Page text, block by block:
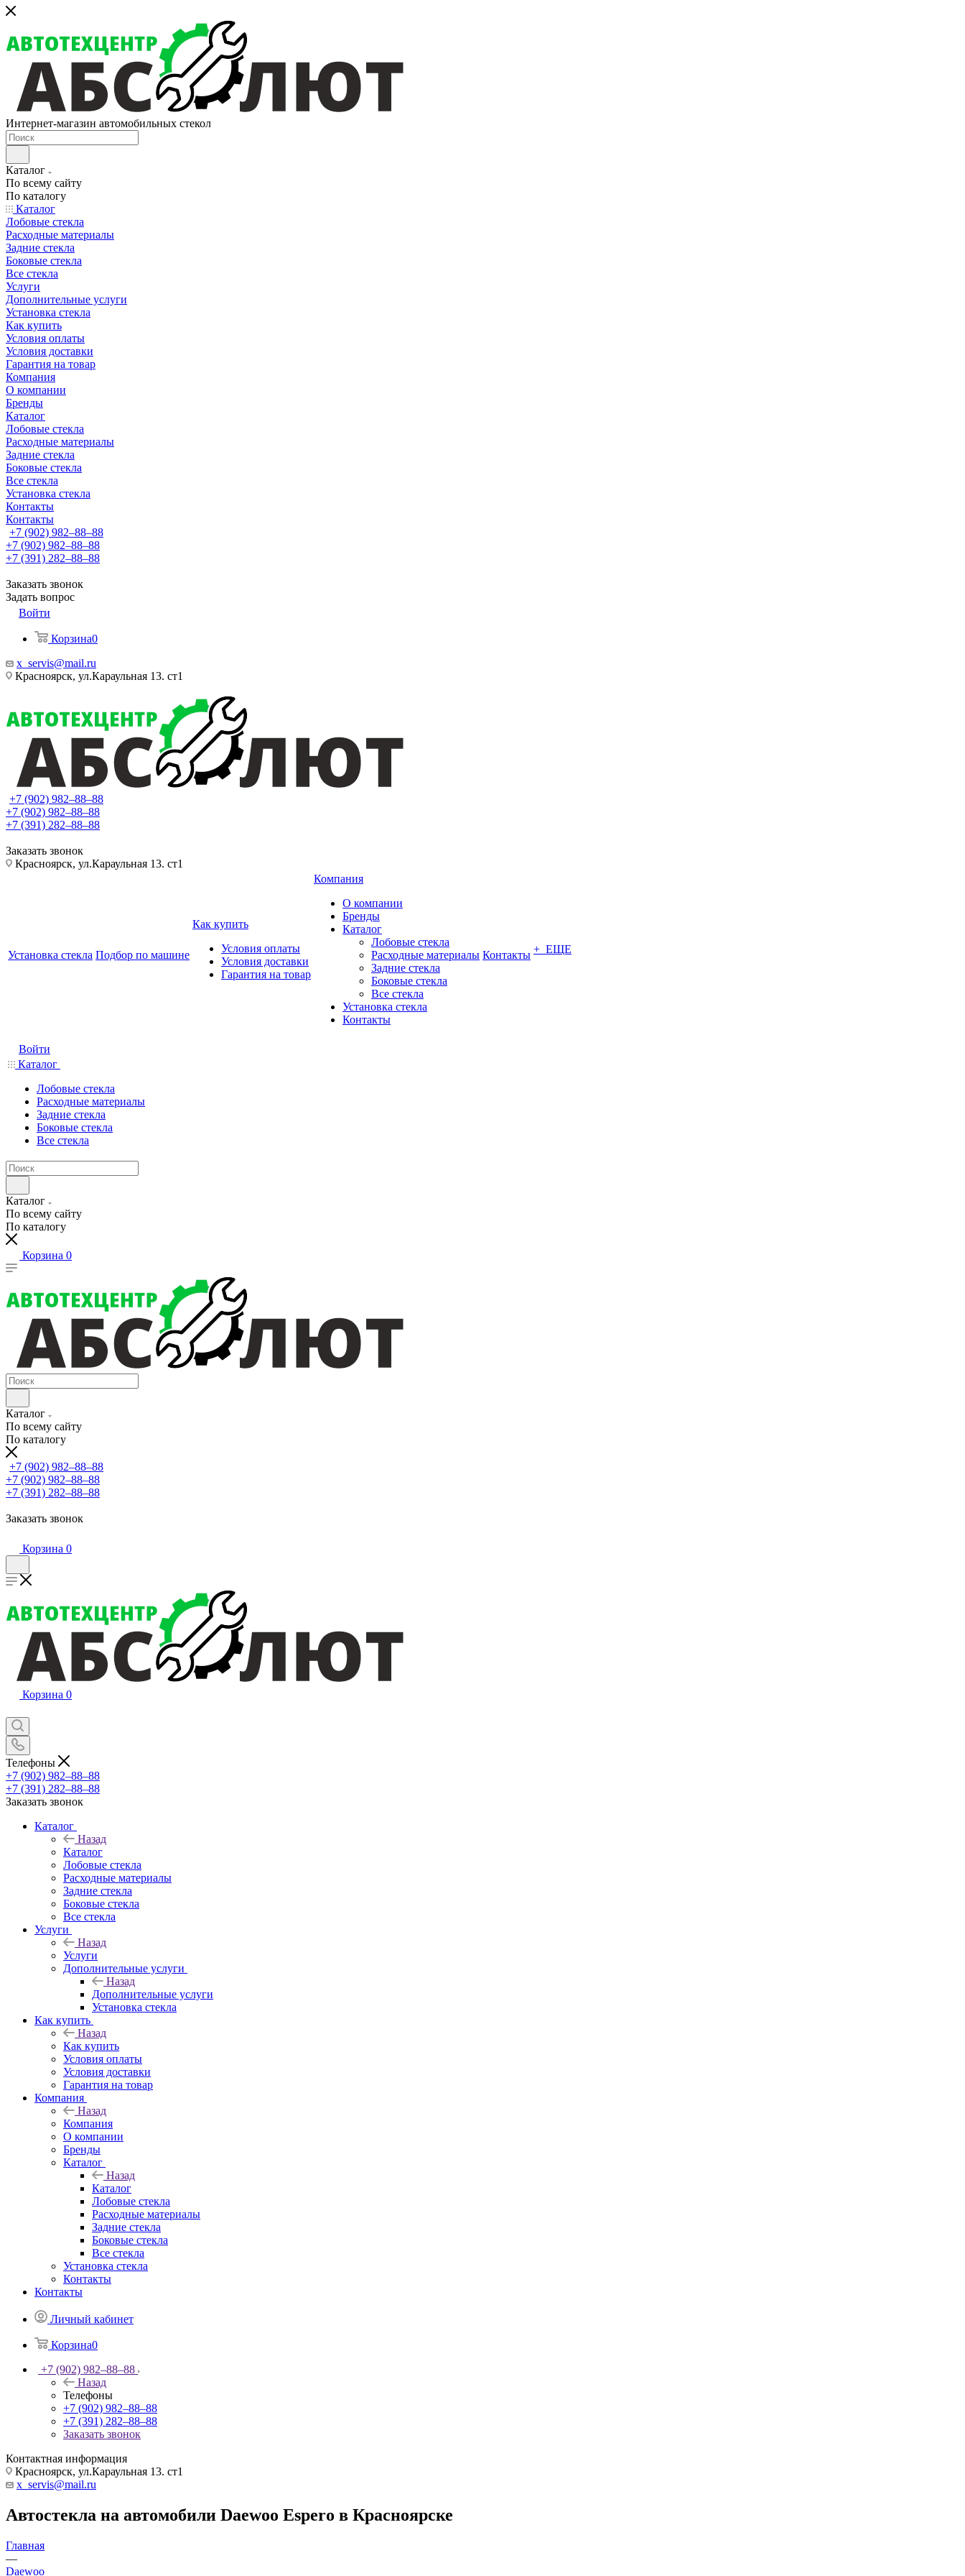
Интернет-магазин автомобильных стекол
Каталог
По всему сайту
По каталогу
Каталог
Лобовые стекла
Расходные материалы
Задние стекла
Боковые стекла
Все стекла
Услуги
Дополнительные услуги
Установка стекла
Как купить
Условия оплаты
Условия доставки
Гарантия на товар
Компания
О компании
Бренды
Каталог
Лобовые стекла
Расходные материалы
Задние стекла
Боковые стекла
Все стекла
Установка стекла
Контакты
Контакты
+7 (902) 982‒88‒88
+7 (902) 982‒88‒88
+7 (391) 282‒88‒88
Заказать звонок
Задать вопрос
Войти
Корзина0
x_servis@mail.ru
Красноярск, ул.Караульная 13. ст1
+7 (902) 982‒88‒88
+7 (902) 982‒88‒88
+7 (391) 282‒88‒88
Заказать звонок
Красноярск, ул.Караульная 13. ст1
Установка стекла Подбор по машине
Как купить
Условия оплаты
Условия доставки
Гарантия на товар
Компания
О компании
Бренды
Каталог
Лобовые стекла
Расходные материалы
Задние стекла
Боковые стекла
Все стекла
Установка стекла
Контакты
Контакты + ЕЩЕ
Войти
Каталог
Лобовые стекла
Расходные материалы
Задние стекла
Боковые стекла
Все стекла
Каталог
По всему сайту
По каталогу
Корзина 0
Каталог
По всему сайту
По каталогу
+7 (902) 982‒88‒88
+7 (902) 982‒88‒88
+7 (391) 282‒88‒88
Заказать звонок
Корзина 0
Корзина 0
Телефоны
+7 (902) 982‒88‒88
+7 (391) 282‒88‒88
Заказать звонок
Каталог
Назад
Каталог
Лобовые стекла
Расходные материалы
Задние стекла
Боковые стекла
Все стекла
Услуги
Назад
Услуги
Дополнительные услуги
Назад
Дополнительные услуги
Установка стекла
Как купить
Назад
Как купить
Условия оплаты
Условия доставки
Гарантия на товар
Компания
Назад
Компания
О компании
Бренды
Каталог
Назад
Каталог
Лобовые стекла
Расходные материалы
Задние стекла
Боковые стекла
Все стекла
Установка стекла
Контакты
Контакты
Личный кабинет
Корзина0
+7 (902) 982‒88‒88
Назад
Телефоны
+7 (902) 982‒88‒88
+7 (391) 282‒88‒88
Заказать звонок
Контактная информация
Красноярск, ул.Караульная 13. ст1
x_servis@mail.ru
Автостекла на автомобили Daewoo Espero в Красноярске
Главная
—
Daewoo